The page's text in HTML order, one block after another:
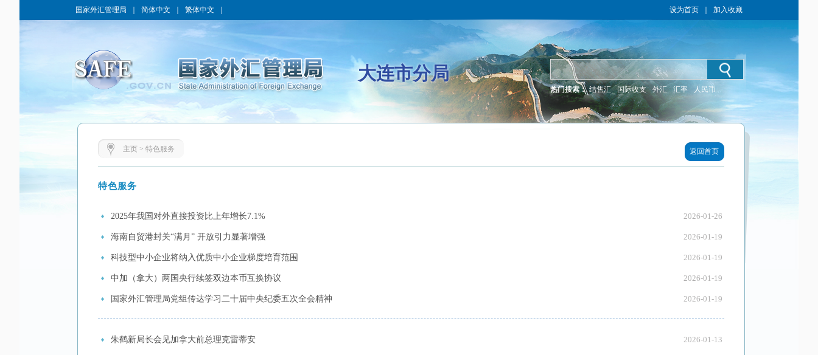
国家外汇管理局 简体中文 繁体中文 设为首页 加入收藏
大连市分局
热门搜索： 结售汇 国际收支 外汇 汇率 人民币
主页> 特色服务 返回首页
特色服务
2025年我国对外直接投资比上年增长7.1% 2026-01-26
海南自贸港封关“满月” 开放引力显著增强 2026-01-19
科技型中小企业将纳入优质中小企业梯度培育范围 2026-01-19
中加（拿大）两国央行续签双边本币互换协议 2026-01-19
国家外汇管理局党组传达学习二十届中央纪委五次全会精神 2026-01-19
朱鹤新局长会见加拿大前总理克雷蒂安 2026-01-13